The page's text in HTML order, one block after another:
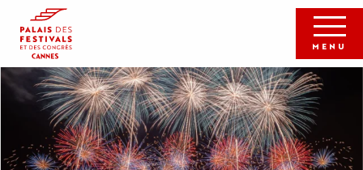
contenu
principal
MENU